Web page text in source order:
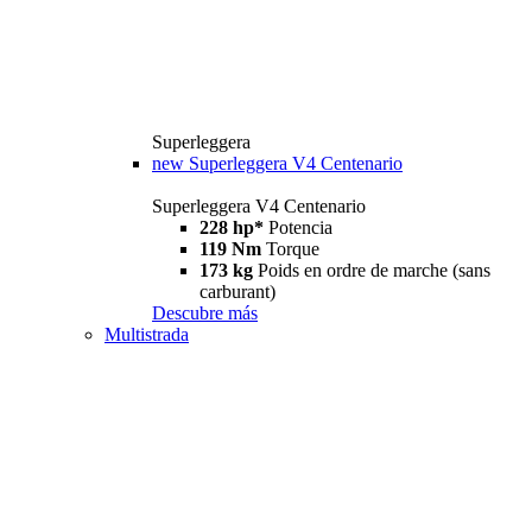
Superleggera
new Superleggera V4 Centenario
Superleggera V4 Centenario
228 hp* Potencia
119 Nm Torque
173 kg Poids en ordre de marche (sans
carburant)
Descubre más
Multistrada